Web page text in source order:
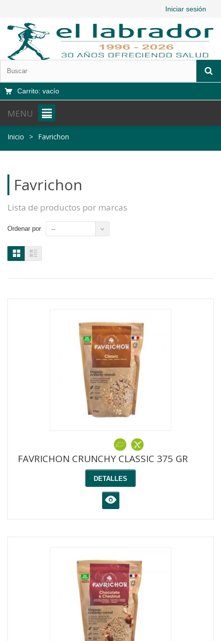
Iniciar sesión
Carrito: vacío
MENU
Inicio > Favrichon
Favrichon
Lista de productos por marcas
Ordenar por --
FAVRICHON CRUNCHY CLASSIC 375 GR
DETALLES
K